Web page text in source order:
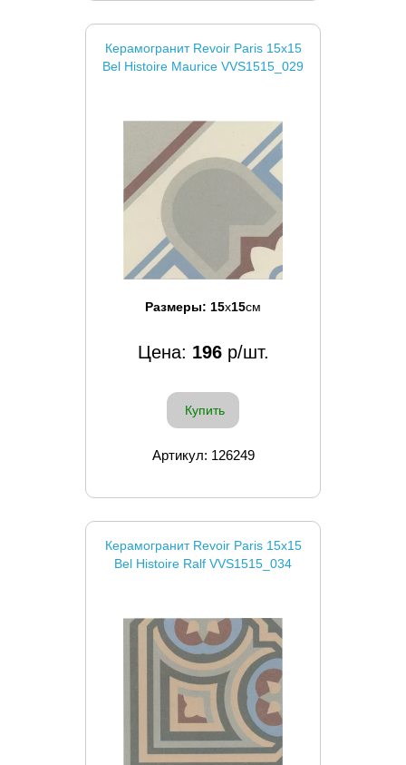
Керамогранит Revoir Paris 15x15
Bel Histoire Maurice VVS1515_029
Размеры: 15x15см
Цена: 196р/шт.
Купить
Артикул: 126249
Керамогранит Revoir Paris 15x15
Bel Histoire Ralf VVS1515_034